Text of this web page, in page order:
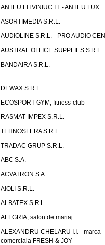
ANTEU LITVINIUC I.I. - ANTEU LUX
ASORTIMEDIA S.R.L.
AUDIOLINE S.R.L. - PRO AUDIO
AUSTRAL OFFICE SUPPLIES S.R.L.
BANDAIRA S.R.L.
DEWAX S.R.L.
ECOSPORT GYM, fitness-club
RASMAT IMPEX S.R.L.
TEHNOSFERA S.R.L.
TRADAC GRUP S.R.L.
ABC S.A.
ACVATRON S.A.
AIOLI S.R.L.
ALBATEX S.R.L.
ALEGRIA, salon de mariaj
ALEXANDRU-CHELARU I.I. - marca
comerciala FRESH & JOY